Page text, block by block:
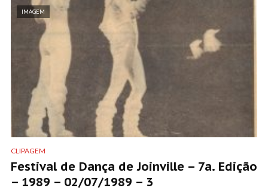
IMAGEM
CLIPAGEM
Festival de Dança de Joinville – 7a. Edição
– 1989 – 02/07/1989 – 3